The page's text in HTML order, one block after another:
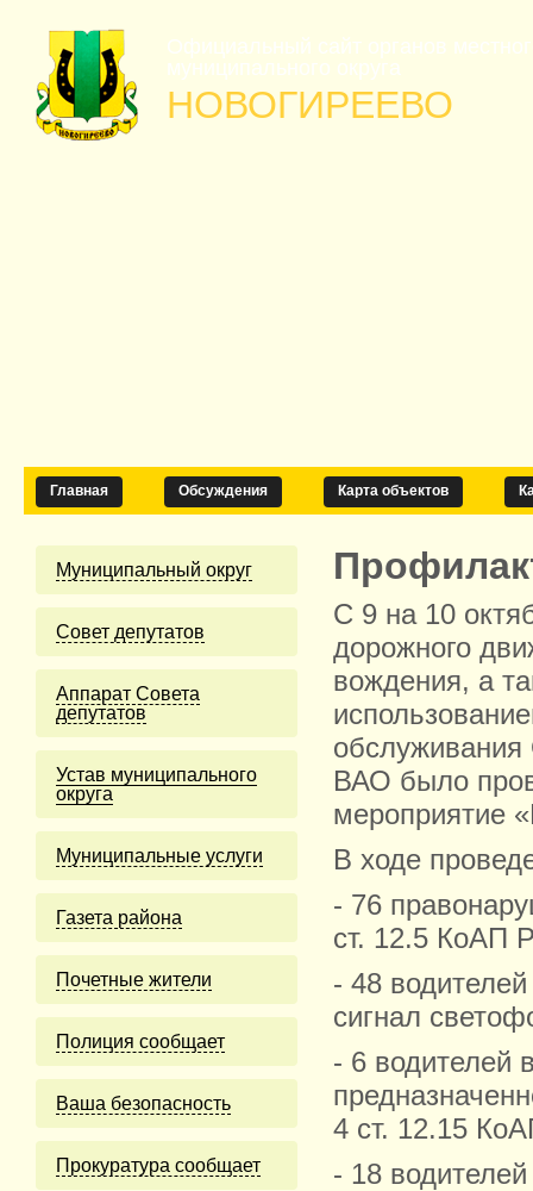
Официальный сайт органов
муниципального округа
НОВОГИРЕЕВО
Главная Обсуждения Карта объектов
Муниципальный округ
Cовет депутатов
Аппарат Совета
депутатов
Устав муниципального
округа
Муниципальные услуги
Газета района
Почетные жители
Полиция сообщает
Ваша безопасность
Прокуратура сообщает
С 9 на 10
дорожного
вождения, а
ВАО было
мероприятие
В ходе
- 76
ст. 12.5 КоАП
- 48
сигнал
- 6 водителей
4 ст. 12.15
- 18